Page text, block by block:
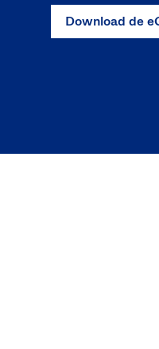
Download de